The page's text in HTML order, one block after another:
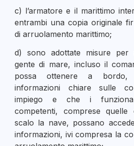
c) l’armatore e il marittimo
entrambi una copia originale
di arruolamento marittimo;
d) sono adottate misure per
gente di mare, incluso il
possa ottenere a bordo,
informazioni chiare sulle
impiego e che i
competenti, comprese
scalo la nave, possano
informazioni, ivi compresa la